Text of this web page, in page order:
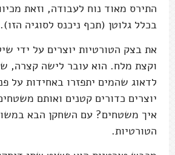
התירס מאוד נוח לעבודה, וזאת
בכלל גלוטן (תכף ניכנס לסוגיה הזו).
את בצק הטורטיות יוצרים על ידי
וקצת מלח. הוא עובר לישה קצרה,
לדאוג שהמים יתפזרו באחידות על
יוצרים כדורים קטנים ואותם
איך משטחים? עם השחקן הבא
הטורטיות.